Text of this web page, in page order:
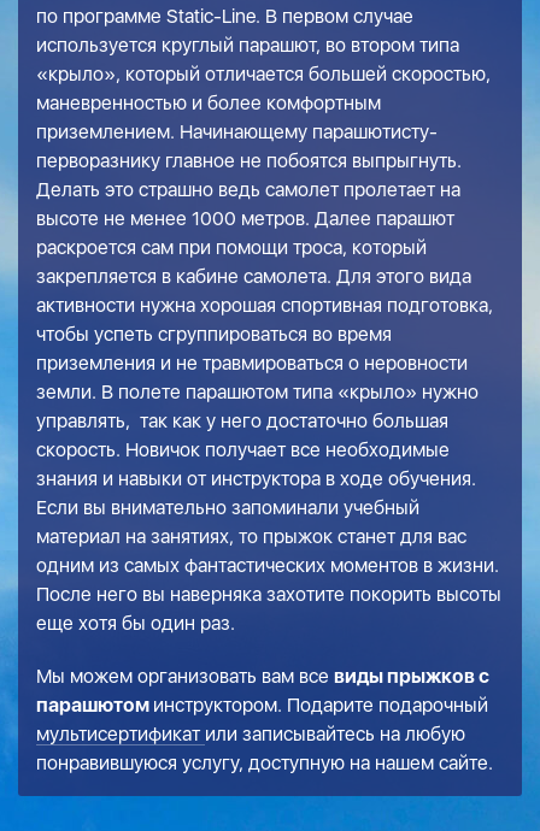
по программе Static-Line. В первом случае
используется круглый парашют, во втором типа
«крыло», который отличается большей скоростью,
маневренностью и более комфортным
приземлением. Начинающему парашютисту-
перворазнику главное не побоятся выпрыгнуть.
Делать это страшно ведь самолет пролетает на
высоте не менее 1000 метров. Далее парашют
раскроется сам при помощи троса, который
закрепляется в кабине самолета. Для этого вида
активности нужна хорошая спортивная подготовка,
чтобы успеть сгруппироваться во время
приземления и не травмироваться о неровности
земли. В полете парашютом типа «крыло» нужно
управлять, так как у него достаточно большая
скорость. Новичок получает все необходимые
знания и навыки от инструктора в ходе обучения.
Если вы внимательно запоминали учебный
материал на занятиях, то прыжок станет для вас
одним из самых фантастических моментов в жизни.
После него вы наверняка захотите покорить высоты
еще хотя бы один раз.
Мы можем организовать вам все виды прыжков с
парашютом инструктором. Подарите подарочный
мультисертификат или записывайтесь на любую
понравившуюся услугу, доступную на нашем сайте.